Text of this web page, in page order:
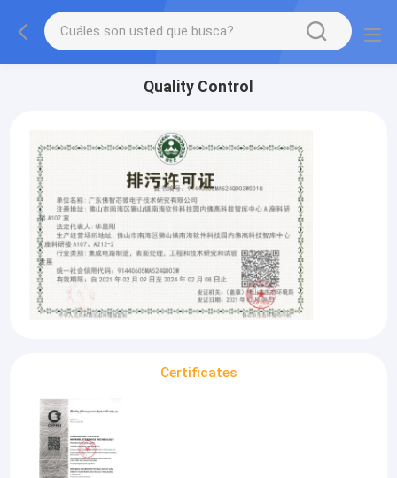
Quality Control
Certificates